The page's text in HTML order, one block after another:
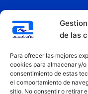
de las
Para ofrecer las mejores
cookies para almacenar y/
consentimiento de estas
el comportamiento de
sitio. No consentir o retirar
Copyright © 2026